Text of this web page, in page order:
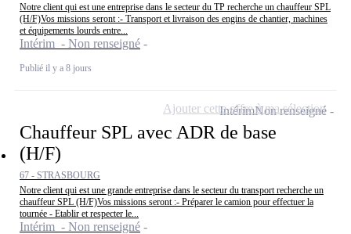
Notre client qui est une entreprise dans le secteur du TP recherche un chauffeur SPL
(H/F)Vos missions seront :- Transport et livraison des engins de chantier, machines
et équipements lourds entre...
Intérim - Non renseigné
Publié il y a 8 jours
Chauffeur SPL avec ADR de base
(H/F)
67 - STRASBOURG
Notre client qui est une grande entreprise dans le secteur du transport recherche un
chauffeur SPL (H/F)Vos missions seront :- Préparer le camion pour effectuer la
tournée - Etablir et respecter le...
Intérim - Non renseigné
IntérimNon renseigné
Ajouter cette offre à ma sélection